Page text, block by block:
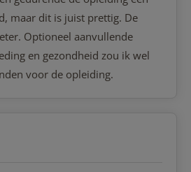
maar dit is juist prettig. De
Optioneel aanvullende
en gezondheid zou ik wel
voor de opleiding.